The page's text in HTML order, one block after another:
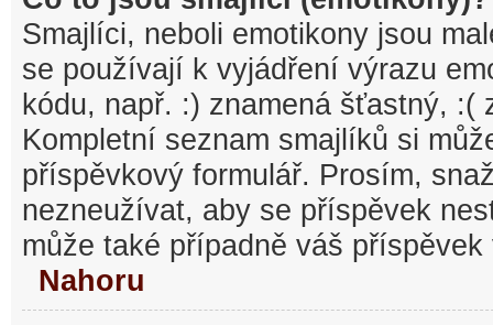
Smajlíci, neboli emotikony jsou
se používají k vyjádření výrazu
kódu, např. :) znamená šťastný, :(
Kompletní seznam smajlíků si
příspěvkový formulář. Prosím,
nezneužívat, aby se příspěvek
může také případně váš
Nahoru